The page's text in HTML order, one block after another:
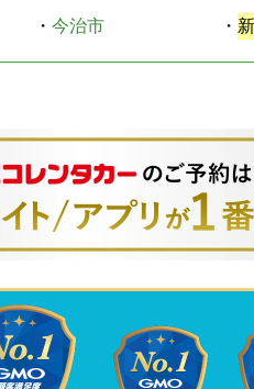
・ 今治市 ・